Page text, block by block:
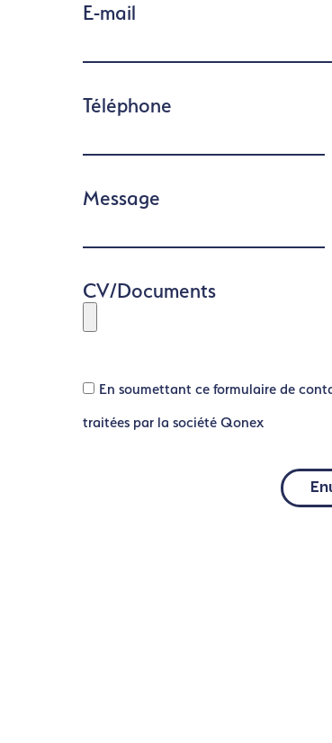
E-mail
Téléphone
Message
CV/Documents
En soumettant ce formulaire de
traitées par la société Qonex